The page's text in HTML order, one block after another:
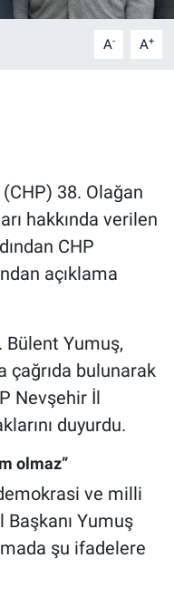
A- A+
38. Olağan
hakkında verilen
CHP
açıklama
Bülent Yumuş,
çağrıda bulunarak
Nevşehir İl
duyurdu.
olmaz”
ve milli
Yumuş
şu ifadelere